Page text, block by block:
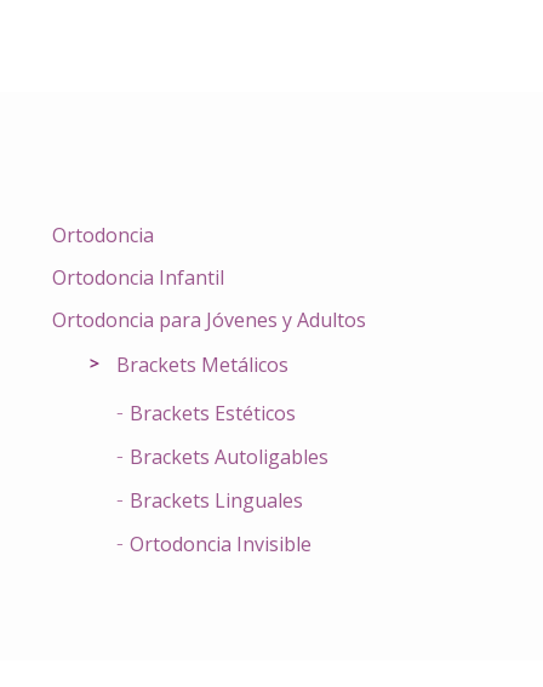
Ortodoncia
Ortodoncia Infantil
Ortodoncia para Jóvenes y Adultos
Brackets Metálicos
Brackets Estéticos
Brackets Autoligables
Brackets Linguales
Ortodoncia Invisible